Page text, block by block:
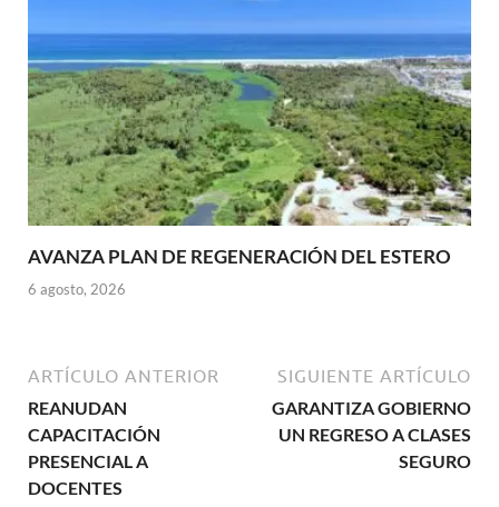
AVANZA PLAN DE REGENERACIÓN DEL ESTERO
6 agosto, 2026
ARTÍCULO ANTERIOR
REANUDAN
CAPACITACIÓN
PRESENCIAL A
DOCENTES
SIGUIENTE ARTÍCULO
GARANTIZA GOBIERNO
UN REGRESO A CLASES
SEGURO